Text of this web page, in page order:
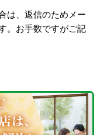
は、返信のためメー
。お手数ですがご記